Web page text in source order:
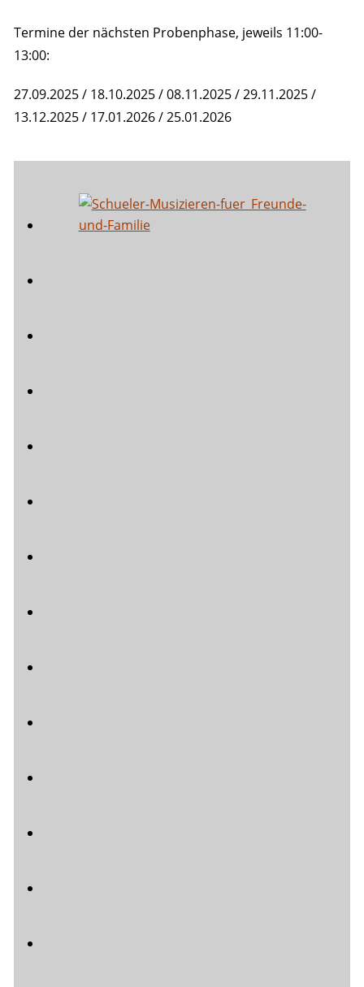
Termine der nächsten Probenphase, jeweils 11:00-
13:00:
27.09.2025 / 18.10.2025 / 08.11.2025 / 29.11.2025 /
13.12.2025 / 17.01.2026 / 25.01.2026